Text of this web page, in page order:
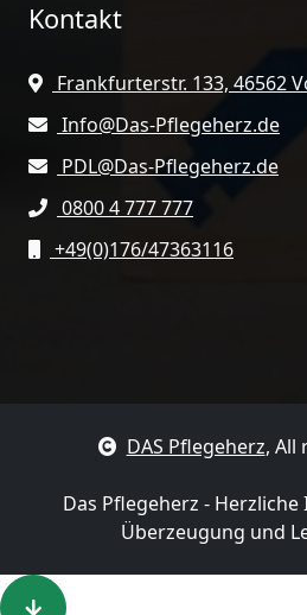
Kontakt
Frankfurterstr. 133, 46562
Info@Das-Pflegeherz.de
PDL@Das-Pflegeherz.de
0800 4 777 777
+49(0)176/47363116
DAS Pflegeherz, All
Das Pflegeherz -
Überzeugung und